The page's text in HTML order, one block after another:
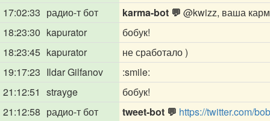
17:02:33 радио-т бот karma-bot 💬 @kwizz, ваша
18:23:30 kapurator
бобук!
18:23:45 kapurator
не сработало )
19:17:23 Ildar Gilfanov
:smile:
21:12:51 strayge
бобук!
21:12:58 радио-т бот tweet-bot 💬 https://twitter.com/